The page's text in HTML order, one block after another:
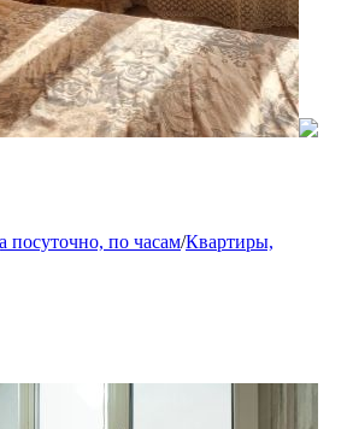
посуточно, по часам/Квартиры,